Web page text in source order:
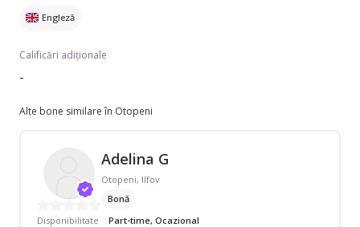
Engleză
Calificări adiționale
-
Alte bone similare în Otopeni
Adelina G
Otopeni, Ilfov
Bonă
Disponibilitate
Part-time, Ocazional